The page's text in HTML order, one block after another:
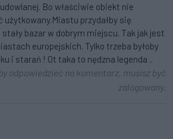
Bo właściwie obiekt nie
użytkowany.Miastu przydałby się
bazar w dobrym miejscu. Tak jak jest
europejskich. Tylko trzeba byłoby
i starań ! Ot taka to nędzna legenda ..
odpowiedzieć na komentarz, musisz być
zalogowany.